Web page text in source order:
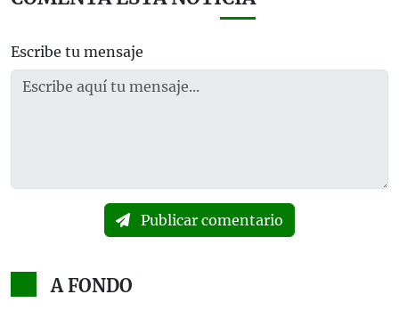
Escribe tu mensaje
Publicar comentario
A FONDO